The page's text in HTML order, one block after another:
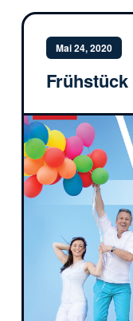
Mai 24, 2020